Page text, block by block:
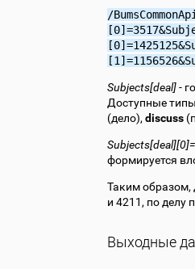
/
Subjects[deal]-
Доступные
(дело),discuss
формируется
Таким образом,
и 4211, по делу
Выходные